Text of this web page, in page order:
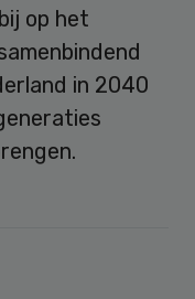
op het
in 2040